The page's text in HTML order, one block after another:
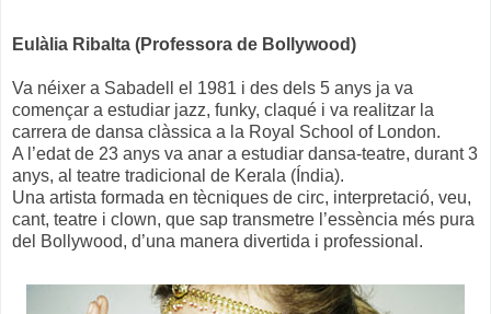
Eulàlia Ribalta (Professora de Bollywood)
Va néixer a Sabadell el 1981 i des dels 5 anys ja va
començar a estudiar jazz, funky, claqué i va realitzar la
carrera de dansa clàssica a la Royal School of London.
A l’edat de 23 anys va anar a estudiar dansa-teatre, durant 3
anys, al teatre tradicional de Kerala (Índia).
Una artista formada en tècniques de circ, interpretació, veu,
cant, teatre i clown, que sap transmetre l’essència més pura
del Bollywood, d’una manera divertida i professional.